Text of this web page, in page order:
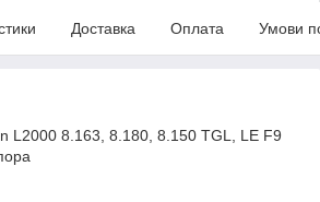
Доставка Оплата Умови
L2000 8.163, 8.180, 8.150 TGL, LE F9